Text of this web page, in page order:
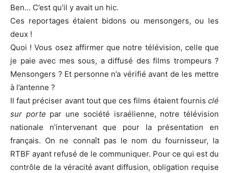
Ben… C’est qu’il y avait un hic.
Ces reportages étaient bidons ou mensongers, ou les
deux !
Quoi ! Vous osez affirmer que notre télévision, celle que
je paie avec mes sous, a diffusé des films trompeurs ?
Mensongers ? Et personne n’a vérifié avant de les mettre
à l’antenne ?
Il faut préciser avant tout que ces films étaient fournis clé
sur porte par une société israélienne, notre télévision
nationale n’intervenant que pour la présentation en
français. On ne connaît pas le nom du fournisseur, la
RTBF ayant refusé de le communiquer. Pour ce qui est du
contrôle de la véracité avant diffusion, obligation requise